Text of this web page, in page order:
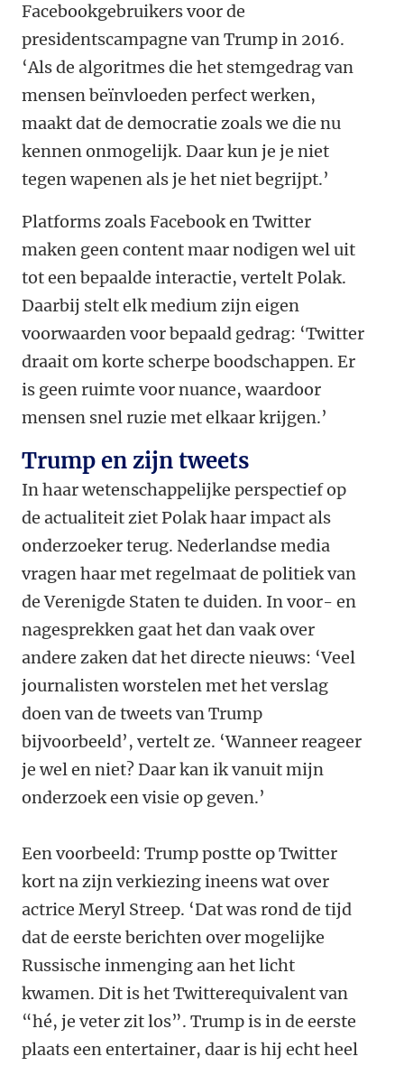
Facebookgebruikers voor de
presidentscampagne van Trump in 2016.
‘Als de algoritmes die het stemgedrag van
mensen beïnvloeden perfect werken,
maakt dat de democratie zoals we die nu
kennen onmogelijk. Daar kun je je niet
tegen wapenen als je het niet begrijpt.’
Platforms zoals Facebook en Twitter
maken geen content maar nodigen wel uit
tot een bepaalde interactie, vertelt Polak.
Daarbij stelt elk medium zijn eigen
voorwaarden voor bepaald gedrag: ‘Twitter
draait om korte scherpe boodschappen. Er
is geen ruimte voor nuance, waardoor
mensen snel ruzie met elkaar krijgen.’
Trump en zijn tweets
In haar wetenschappelijke perspectief op
de actualiteit ziet Polak haar impact als
onderzoeker terug. Nederlandse media
vragen haar met regelmaat de politiek van
de Verenigde Staten te duiden. In voor- en
nagesprekken gaat het dan vaak over
andere zaken dat het directe nieuws: ‘Veel
journalisten worstelen met het verslag
doen van de tweets van Trump
bijvoorbeeld’, vertelt ze. ‘Wanneer reageer
je wel en niet? Daar kan ik vanuit mijn
onderzoek een visie op geven.’
Een voorbeeld: Trump postte op Twitter
kort na zijn verkiezing ineens wat over
actrice Meryl Streep. ‘Dat was rond de tijd
dat de eerste berichten over mogelijke
Russische inmenging aan het licht
kwamen. Dit is het Twitterequivalent van
“hé, je veter zit los”. Trump is in de eerste
plaats een entertainer, daar is hij echt heel